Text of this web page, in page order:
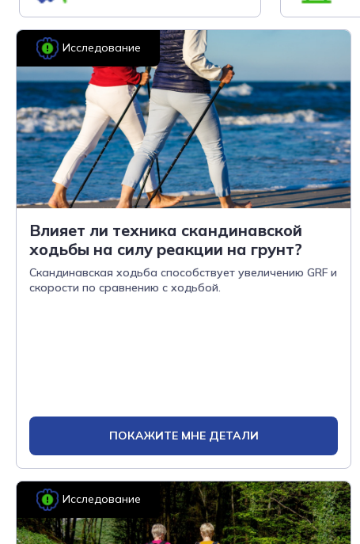
Исследование
Влияет ли техника скандинавской
ходьбы на силу реакции на грунт?
Скандинавская ходьба способствует увеличению GRF и
скорости по сравнению с ходьбой.
ПОКАЖИТЕ МНЕ ДЕТАЛИ
Исследование